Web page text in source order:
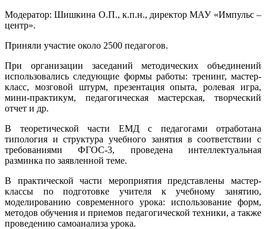
Модератор: Шишкина О.П., к.п.н., директор МАУ «Импульс –
центр».
Приняли участие около 2500 педагогов.
При организации заседаний методических объединений
использовались следующие формы работы: тренинг, мастер-
класс, мозговой штурм, презентация опыта, ролевая игра,
мини-практикум, педагогическая мастерская, творческий
отчет и др.
В теоретической части ЕМД с педагогами отработана
типология и структура учебного занятия в соответствии с
требованиями ФГОС-3, проведена интеллектуальная
разминка по заявленной теме.
В практической части мероприятия представлены мастер-
классы по подготовке учителя к учебному занятию,
моделированию современного урока: использование форм,
методов обучения и приемов педагогической техники, а также
проведению самоанализа урока.